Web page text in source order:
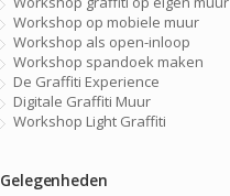
Workshop op mobiele muur
Workshop als open-inloop
Workshop spandoek maken
De Graffiti Experience
Digitale Graffiti Muur
Workshop Light Graffiti
Gelegenheden